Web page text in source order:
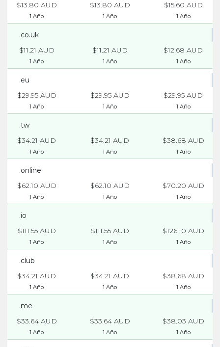
$13.80 AUD
1 Año
$13.80 AUD
1 Año
$15.60 AUD
1 Año
.co.uk
$11.21 AUD
1 Año
$11.21 AUD
1 Año
$12.68 AUD
1 Año
.eu
$29.95 AUD
1 Año
$29.95 AUD
1 Año
$29.95 AUD
1 Año
.tw
$34.21 AUD
1 Año
$34.21 AUD
1 Año
$38.68 AUD
1 Año
.online
$62.10 AUD
1 Año
$62.10 AUD
1 Año
$70.20 AUD
1 Año
.io
$111.55 AUD
1 Año
$111.55 AUD
1 Año
$126.10 AUD
1 Año
.club
$34.21 AUD
1 Año
$34.21 AUD
1 Año
$38.68 AUD
1 Año
.me
$33.64 AUD
1 Año
$33.64 AUD
1 Año
$38.03 AUD
1 Año